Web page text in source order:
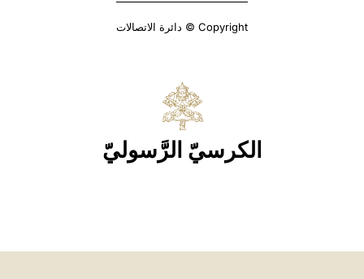
Copyright © دائرة الاتصالات
الكرسيّ الرَّسوليّ